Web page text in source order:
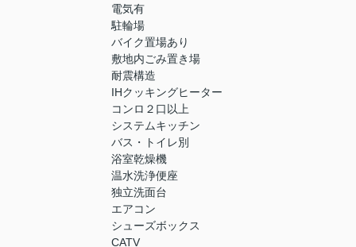
電気有
駐輪場
バイク置場あり
敷地内ごみ置き場
耐震構造
IHクッキングヒーター
コンロ２口以上
システムキッチン
バス・トイレ別
浴室乾燥機
温水洗浄便座
独立洗面台
エアコン
シューズボックス
CATV